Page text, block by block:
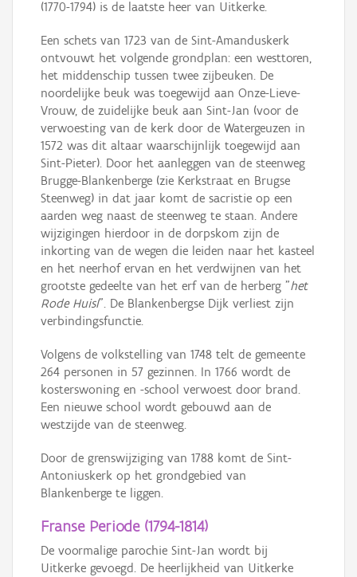
(1770-1794) is de laatste heer van Uitkerke.
Een schets van 1723 van de Sint-Amanduskerk
ontvouwt het volgende grondplan: een westtoren,
het middenschip tussen twee zijbeuken. De
noordelijke beuk was toegewijd aan Onze-Lieve-
Vrouw, de zuidelijke beuk aan Sint-Jan (voor de
verwoesting van de kerk door de Watergeuzen in
1572 was dit altaar waarschijnlijk toegewijd aan
Sint-Pieter). Door het aanleggen van de steenweg
Brugge-Blankenberge (zie Kerkstraat en Brugse
Steenweg) in dat jaar komt de sacristie op een
aarden weg naast de steenweg te staan. Andere
wijzigingen hierdoor in de dorpskom zijn de
inkorting van de wegen die leiden naar het kasteel
en het neerhof ervan en het verdwijnen van het
grootste gedeelte van het erf van de herberg "het
Rode HuisI". De Blankenbergse Dijk verliest zijn
verbindingsfunctie.
Volgens de volkstelling van 1748 telt de gemeente
264 personen in 57 gezinnen. In 1766 wordt de
kosterswoning en -school verwoest door brand.
Een nieuwe school wordt gebouwd aan de
westzijde van de steenweg.
Door de grenswijziging van 1788 komt de Sint-
Antoniuskerk op het grondgebied van
Blankenberge te liggen.
Franse Periode (1794-1814)
De voormalige parochie Sint-Jan wordt bij
Uitkerke gevoegd. De heerlijkheid van Uitkerke